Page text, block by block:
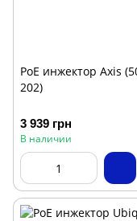
PoE инжектор Axis
202)
3 939 грн
В наличии